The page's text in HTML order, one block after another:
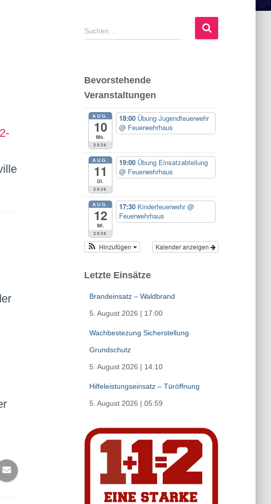
S
u
n
n
Suchen …
Bevorstehende
Veranstaltungen
AUG.
10
Mo.
2026
18:00 Übung Jugendfeuerwehr
@ Feuerwehrhaus
AUG.
11
Di.
2026
19:00 Übung Einsatzabteilung
@ Feuerwehrhaus
AUG.
12
Mi.
2026
17:30 Kinderfeuerwehr@
Feuerwehrhaus
Kalender anzeigen
Hinzufügen
Letzte Einsätze
Brandeinsatz – Waldbrand
5. August 2026 | 17:00
Wachbestezung Sicherstellung
Grundschutz
5. August 2026 | 14:10
Hilfeleistungseinsatz – Türöffnung
5. August 2026 | 05:59